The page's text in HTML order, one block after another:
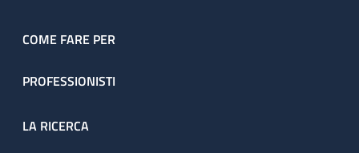
COME FARE PER
PROFESSIONISTI
LA RICERCA